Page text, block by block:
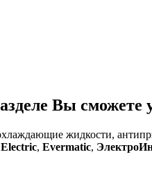
Вы сможете
охлаждающие жидкости,
, Evermatic,